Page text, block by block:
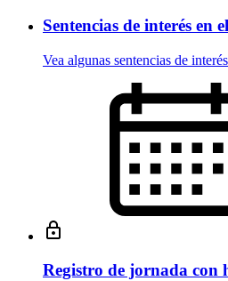
Sentencias de interés en
Vea algunas sentencias de
Registro de jornada con